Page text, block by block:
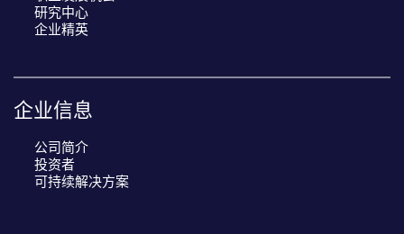
研究中心
企业精英
企业信息
公司简介
投资者
可持续解决方案